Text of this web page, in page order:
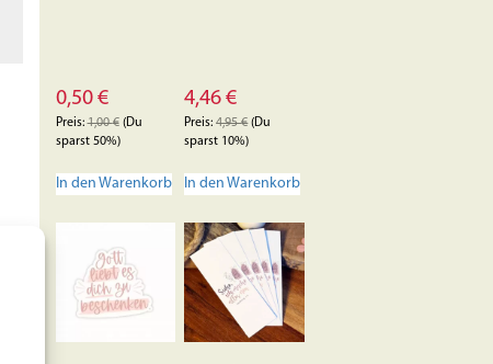
0,50 €
Preis:1,00€(Du
sparst 50%)
In den Warenkorb
4,46€
Preis:4,95€(Du
sparst 10%)
In den Warenkorb